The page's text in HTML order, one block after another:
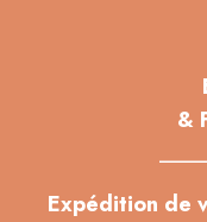
&
Expédition de